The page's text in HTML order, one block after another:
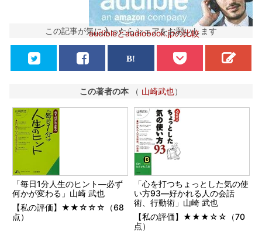
audibleとaudiobook.jpの比較
この記事が気に入ったらシェアをお願いします
この著者の本 （ 山崎武也）
「毎日1分人生のヒント―必ず
何かが変わる」山崎 武也
【私の評価】★★☆☆☆（68
点）
「心を打つちょっとした気の使
い方93―好かれる人の会話
術、行動術」山崎 武也
【私の評価】★★★☆☆（70
点）